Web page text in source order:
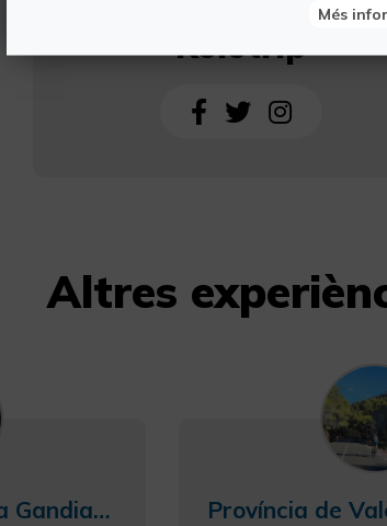
Kolotrip
Altres
Escapada València a Gandia amb bicicleta: platges i arrossars
Més